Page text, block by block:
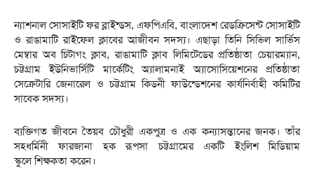
ন্যাশনাল সোসাইটি ফর ব্লাইন্ডস, এফপিএবি, বাংলাদেশ রেডক্রিসেন্ট সোসাইটি
ও রাঙামাটি রাইফেল ক্লাবের আজীবন সদস্য। এছাড়া তিনি সিভিল সার্ভিস
মেম্বার অব চিটাগং ক্লাব, রাঙামাটি ক্লাব লিমিটেডের প্রতিষ্ঠাতা চেয়ারম্যান,
চট্টগ্রাম ইউনিভার্সিটি মার্কেটিং অ্যালামনাই অ্যাসোসিয়েশনের প্রতিষ্ঠাতা
সেক্রেটারি জেনারেল ও চট্টগ্রাম কিডনী ফাউন্ডেশনের কার্যনির্বাহী কমিটির
সাবেক সদস্য।
ব্যক্তিগত জীবনে তৈয়ব চৌধুরী একপুত্র ও এক কন্যাসন্তানের জনক। তাঁর
সহধর্মিনী ফারজানা হক রূপসা চট্টগ্রামের একটি ইংলিশ মিডিয়াম
স্কুলে শিক্ষকতা করেন।